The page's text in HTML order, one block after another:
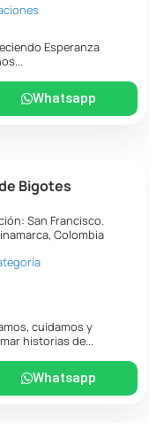
Esperanza
Whatsapp
Bigotes
San Francisco.
,Colombia
cuidamos y
historias de...
Whatsapp